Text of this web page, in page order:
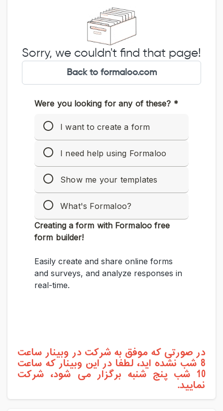
در صورتی که موفق به شرکت در وبینار ساعت
8 شب نشده اید، لطفا در این وبینار که ساعت
10 شب پنج شنبه برگزار می شود، شرکت
نمایید.